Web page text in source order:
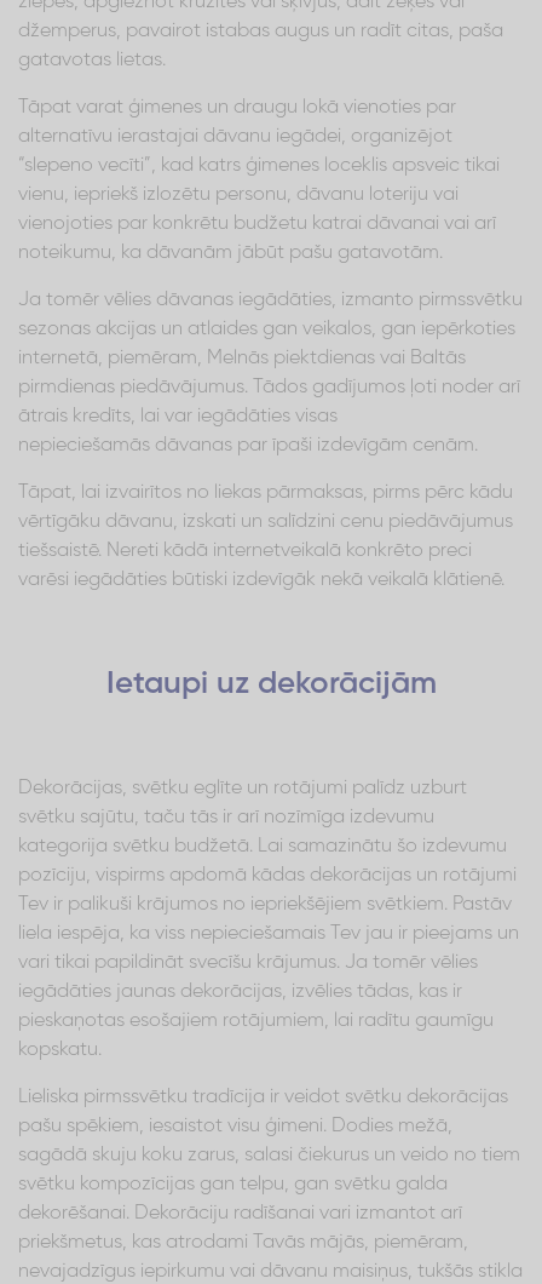
džemperus, pavairot istabas augus un radīt citas, paša
gatavotas lietas.
Tāpat varat ģimenes un draugu lokā vienoties par
alternatīvu ierastajai dāvanu iegādei, organizējot
“slepeno vecīti”, kad katrs ģimenes loceklis apsveic tikai
vienu, iepriekš izlozētu personu, dāvanu loteriju vai
vienojoties par konkrētu budžetu katrai dāvanai vai arī
noteikumu, ka dāvanām jābūt pašu gatavotām.
Ja tomēr vēlies dāvanas iegādāties, izmanto pirmssvētku
sezonas akcijas un atlaides gan veikalos, gan iepērkoties
internetā, piemēram, Melnās piektdienas vai Baltās
pirmdienas piedāvājumus. Tādos gadījumos ļoti noder arī
ātrais kredīts, lai var iegādāties visas
nepieciešamās dāvanas par īpaši izdevīgām cenām.
Tāpat, lai izvairītos no liekas pārmaksas, pirms pērc kādu
vērtīgāku dāvanu, izskati un salīdzini cenu piedāvājumus
tiešsaistē. Nereti kādā internetveikalā konkrēto preci
varēsi iegādāties būtiski izdevīgāk nekā veikalā klātienē.
Ietaupi uz dekorācijām
Dekorācijas, svētku eglīte un rotājumi palīdz uzburt
svētku sajūtu, taču tās ir arī nozīmīga izdevumu
kategorija svētku budžetā. Lai samazinātu šo izdevumu
pozīciju, vispirms apdomā kādas dekorācijas un rotājumi
Tev ir palikuši krājumos no iepriekšējiem svētkiem. Pastāv
liela iespēja, ka viss nepieciešamais Tev jau ir pieejams un
vari tikai papildināt svecīšu krājumus. Ja tomēr vēlies
iegādāties jaunas dekorācijas, izvēlies tādas, kas ir
pieskaņotas esošajiem rotājumiem, lai radītu gaumīgu
kopskatu.
Lieliska pirmssvētku tradīcija ir veidot svētku dekorācijas
pašu spēkiem, iesaistot visu ģimeni. Dodies mežā,
sagādā skuju koku zarus, salasi čiekurus un veido no tiem
svētku kompozīcijas gan telpu, gan svētku galda
dekorēšanai. Dekorāciju radīšanai vari izmantot arī
priekšmetus, kas atrodami Tavās mājās, piemēram,
nevajadzīgus iepirkumu vai dāvanu maisiņus, tukšās stikla